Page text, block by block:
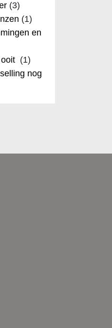
(3)
(1)
en
(1)
nog